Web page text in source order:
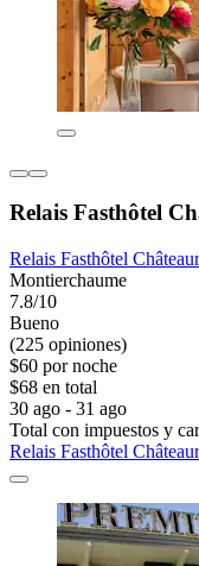
Relais Fasthôtel
Relais Fasthôtel
Montierchaume
7.8/10
Bueno
(225 opiniones)
$60 por noche
$68 en total
30 ago - 31 ago
Total con impuestos y
Relais Fasthôtel